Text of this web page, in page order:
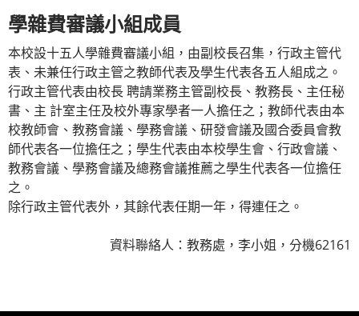
學雜費審議小組成員
本校設十五人學雜費審議小組，由副校長召集，行政主管代
表、未兼任行政主管之教師代表及學生代表各五人組成之。
行政主管代表由校長 聘請業務主管副校長、教務長、主任秘
書、主 計室主任及校外專家學者一人擔任之；教師代表由本
校教師會、教務會議、學務會議、研發會議及國合委員會教
師代表各一位擔任之；學生代表由本校學生會、行政會議、
教務會議、學務會議及總務會議推薦之學生代表各一位擔任
之。
除行政主管代表外，其餘代表任期一年，得連任之。
資料聯絡人：教務處，李小姐，分機62161